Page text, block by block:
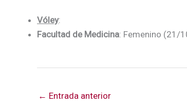
Vóley:
Facultad de Medicina: Femenino (21/
← Entrada anterior